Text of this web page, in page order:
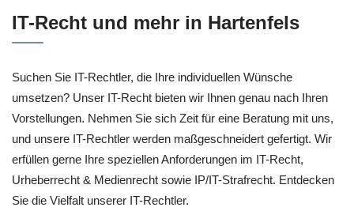
IT-Recht und mehr in Hartenfels
Suchen Sie IT-Rechtler, die Ihre individuellen Wünsche
umsetzen? Unser IT-Recht bieten wir Ihnen genau nach Ihren
Vorstellungen. Nehmen Sie sich Zeit für eine Beratung mit uns,
und unsere IT-Rechtler werden maßgeschneidert gefertigt. Wir
erfüllen gerne Ihre speziellen Anforderungen im IT-Recht,
Urheberrecht & Medienrecht sowie IP/IT-Strafrecht. Entdecken
Sie die Vielfalt unserer IT-Rechtler.